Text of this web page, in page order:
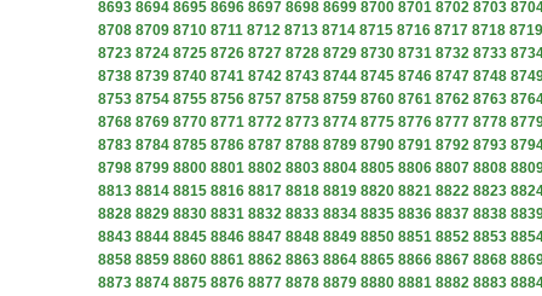
8693 8694 8695 8696 8697 8698 8699 8700 8701 8702 8703
8708 8709 8710 8711 8712 8713 8714 8715 8716 8717 8718 8719
8723 8724 8725 8726 8727 8728 8729 8730 8731 8732 8733
8738 8739 8740 8741 8742 8743 8744 8745 8746 8747 8748
8753 8754 8755 8756 8757 8758 8759 8760 8761 8762 8763
8768 8769 8770 8771 8772 8773 8774 8775 8776 8777 8778
8783 8784 8785 8786 8787 8788 8789 8790 8791 8792 8793
8798 8799 8800 8801 8802 8803 8804 8805 8806 8807 8808
8813 8814 8815 8816 8817 8818 8819 8820 8821 8822 8823
8828 8829 8830 8831 8832 8833 8834 8835 8836 8837 8838
8843 8844 8845 8846 8847 8848 8849 8850 8851 8852 8853
8858 8859 8860 8861 8862 8863 8864 8865 8866 8867 8868
8873 8874 8875 8876 8877 8878 8879 8880 8881 8882 8883